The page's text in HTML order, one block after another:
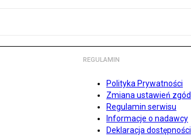
REGULAMIN
Polityka Prywatności
Zmiana ustawień zgód
Regulamin serwisu
Informacje o nadawcy
Deklaracja dostępności